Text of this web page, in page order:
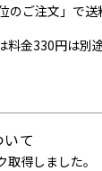
のご注文」で
金330円は別
て
得しました。